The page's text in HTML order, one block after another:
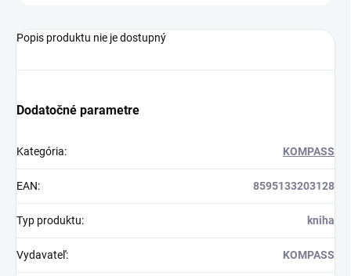
Popis produktu nie je dostupný
Dodatočné parametre
Kategória: KOMPASS
EAN: 8595133203128
Typ produktu: kniha
Vydavateľ: KOMPASS